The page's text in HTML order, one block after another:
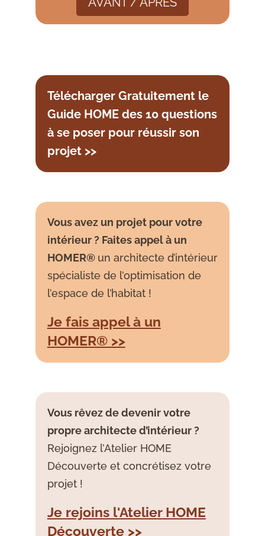
Télécharger Gratuitement le
Guide HOME des 10 questions
à se poser pour réussir son
projet >>
Vous avez un projet pour votre
intérieur ? Faites appel à un
HOMER® un architecte d’intérieur
spécialiste de l’optimisation de
l’espace de l’habitat !
Je fais appel à un
HOMER® >>
Vous rêvez de devenir votre
propre architecte d’intérieur ?
Rejoignez l’Atelier HOME
Découverte et concrétisez votre
projet !
Je rejoins l'Atelier HOME
Découverte >>